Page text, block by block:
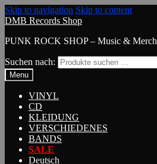
Skip to navigation Skip to content
DMB Records Shop
PUNK ROCK SHOP – Music &
Suchen nach:
Menu
VINYL
CD
KLEIDUNG
VERSCHIEDENES
BANDS
SALE
Deutsch